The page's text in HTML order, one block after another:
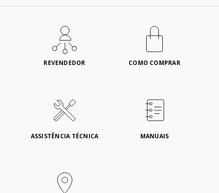
REVENDEDOR COMO COMPRAR
ASSISTÊNCIA TÉCNICA MANUAIS